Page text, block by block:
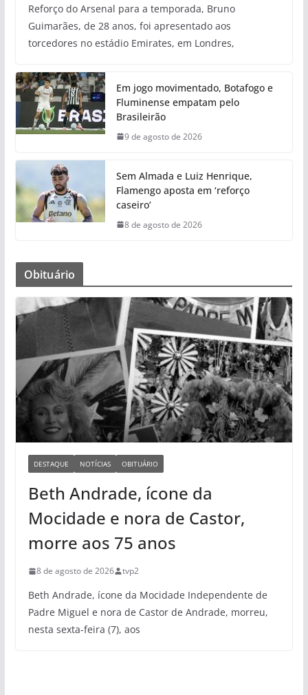
Reforço do Arsenal para a temporada, Bruno
Guimarães, de 28 anos, foi apresentado aos
torcedores no estádio Emirates, em Londres,
Em jogo movimentado, Botafogo e
Fluminense empatam pelo
Brasileirão
9 de agosto de 2026
Sem Almada e Luiz Henrique,
Flamengo aposta em ‘reforço
caseiro’
8 de agosto de 2026
Obituário
DESTAQUE NOTÍCIAS OBITUÁRIO
Beth Andrade, ícone da
Mocidade e nora de Castor,
morre aos 75 anos
8 de agosto de 2026 tvp2
Beth Andrade, ícone da Mocidade Independente de
Padre Miguel e nora de Castor de Andrade, morreu,
nesta sexta-feira (7), aos